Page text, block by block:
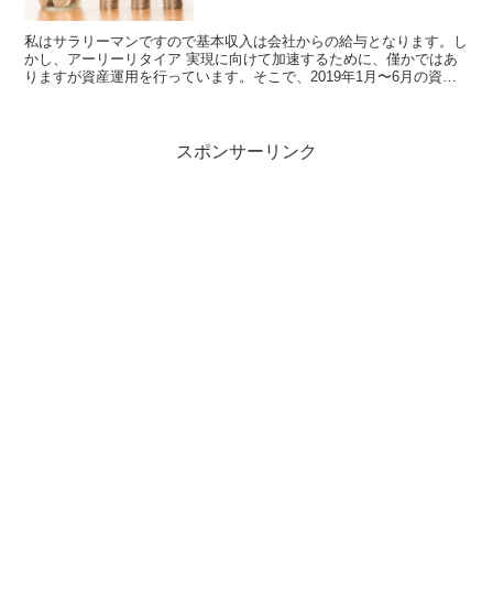
私はサラリーマンですので基本収入は会社からの給与となります。し
かし、アーリーリタイア 実現に向けて加速するために、僅かではあ
りますが資産運用を行っています。そこで、2019年1月〜6月の資産
スポンサーリンク